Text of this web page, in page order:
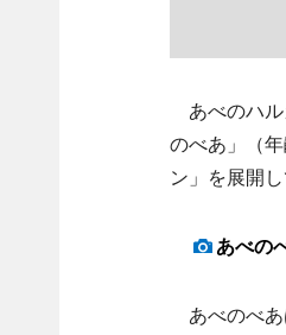
あべのハル
のべあ」（
ン」を展開し
あべの
あべのべあ